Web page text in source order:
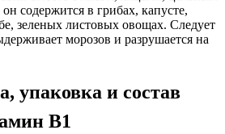
содержится в грибах, капусте,
зеленых листовых овощах. Следует
морозов и разрушается на
упаковка и состав
B1